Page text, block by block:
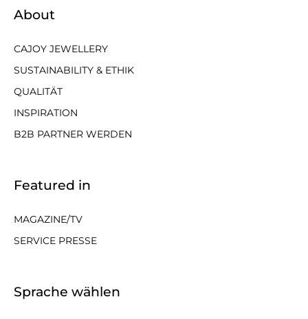
About
CAJOY JEWELLERY
SUSTAINABILITY & ETHIK
QUALITÄT
INSPIRATION
B2B PARTNER WERDEN
Featured in
MAGAZINE/TV
SERVICE PRESSE
Sprache wählen